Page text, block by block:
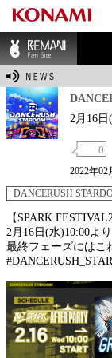
BEMANI Fan Sit
2月16日
0
2022年02
DANCERUSH
【SPARK
2月16日(水)10:00よ
最終フェーズにはこ